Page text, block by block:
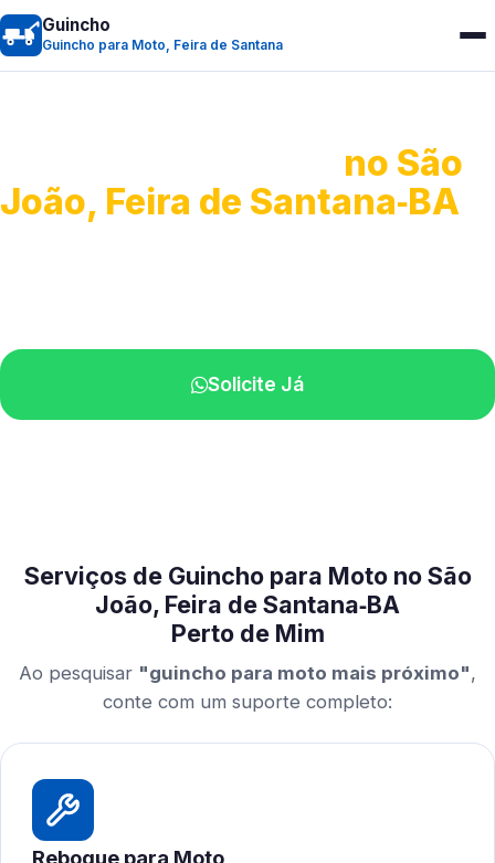
Guincho
Guincho para Moto, Feira de Santana
no São
João, Feira de Santana‑BA
Solicite Já
Serviços de Guincho para Moto no São
João, Feira de Santana‑BA
Perto de Mim
Ao pesquisar "guincho para moto mais próximo",
conte com um suporte completo:
Reboque para Moto